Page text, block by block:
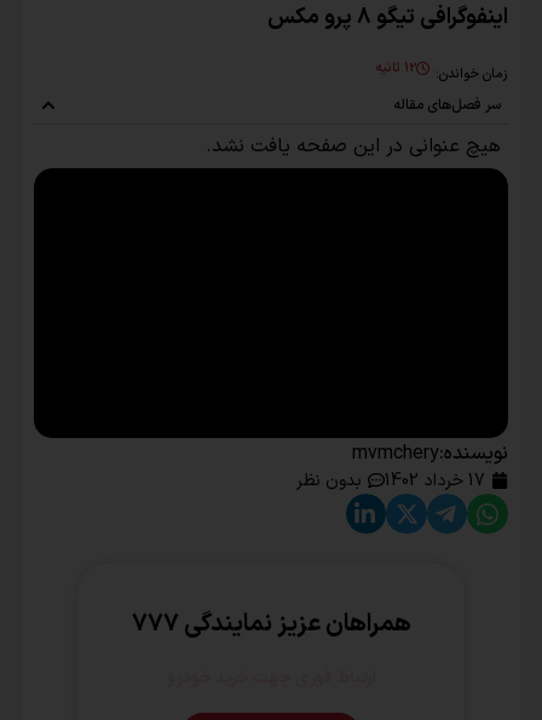
اینفوگرافی تیگو 8 پرو مکس
زمان خواندن: 12 ثانیه
سر فصل‌های مقاله
هیچ عنوانی در این صفحه یافت نشد.
نویسنده:mvmchery
17 خرداد 1402 بدون نظر
همراهان عزیز نمایندگی ۷۷۷